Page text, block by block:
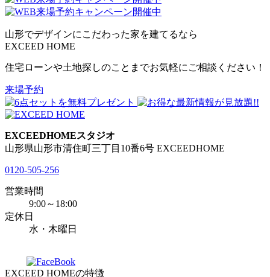
山形でデザインにこだわった家を建てるなら
EXCEED HOME
住宅ローンや土地探しのことまでお気軽にご相談ください！
来場予約
EXCEEDHOMEスタジオ
山形県山形市清住町三丁目10番6号 EXCEEDHOME
0120-505-256
営業時間
9:00～18:00
定休日
水・木曜日
EXCEED HOMEの特徴